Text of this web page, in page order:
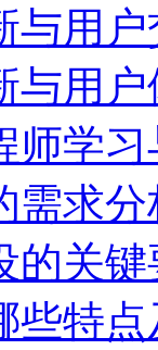
与用
与用
师学
需求
的关
些特